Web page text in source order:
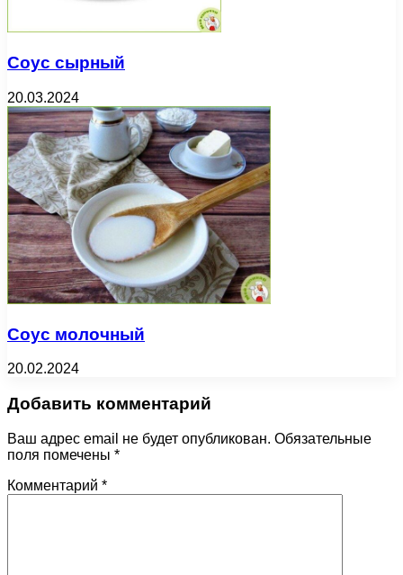
Соус сырный
20.03.2024
Соус молочный
20.02.2024
Добавить комментарий
Ваш адрес email не будет опубликован. Обязательные
поля помечены *
Комментарий *